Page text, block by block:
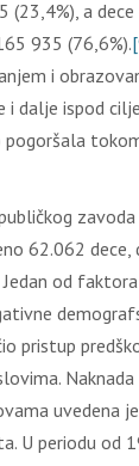
(23,4%), a
935 (76,6%).
i
i dalje ispod
62.062 dece,
Jedan od
pristup
uvedena
U periodu od